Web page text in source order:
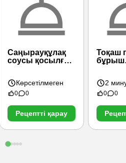
Саңырауқұлақ
соусы қосылған
Көрсетілмеген
0 0
Рецептті қарау
Тоқаш
бұрыш
2
0 0